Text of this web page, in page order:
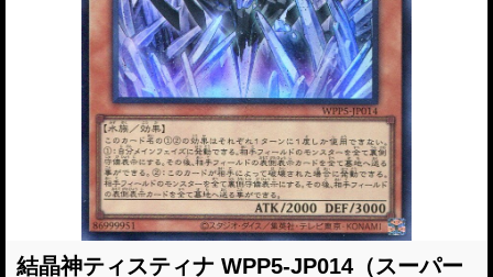
結晶神ティスティナ WPP5-JP014（スーパー